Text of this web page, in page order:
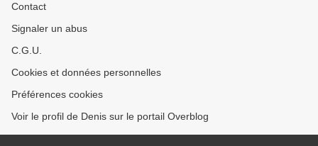
Contact
Signaler un abus
C.G.U.
Cookies et données personnelles
Préférences cookies
Voir le profil de Denis sur le portail Overblog